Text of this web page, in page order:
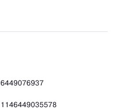
6449076937
1146449035578